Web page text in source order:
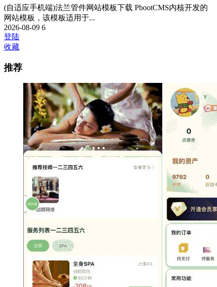
(自适应手机端)法兰管件网站模板下载 PbootCMS内核开发的
网站模板，该模板适用于...
2026-08-09 6
登陆
收藏
推荐